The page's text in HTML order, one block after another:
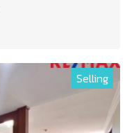
Selling